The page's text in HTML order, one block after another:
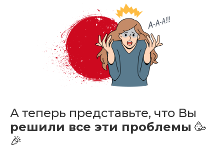
А теперь представьте, что Вы
решили все эти проблемы 🥳
🎉